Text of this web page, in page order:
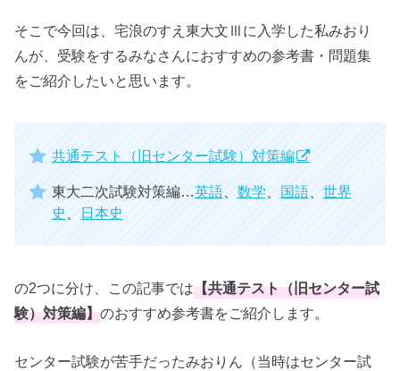
そこで今回は、宅浪のすえ東大文Ⅲに入学した私みおり
んが、受験をするみなさんにおすすめの参考書・問題集
をご紹介したいと思います。
共通テスト（旧センター試験）対策編
東大二次試験対策編…英語、 数学、 国語、 世界
史
日本史
の2つに分け、この記事では【共通テスト（旧センター試
験）対策編】のおすすめ参考書をご紹介します。
センター試験が苦手だったみおりん（当時はセンター試